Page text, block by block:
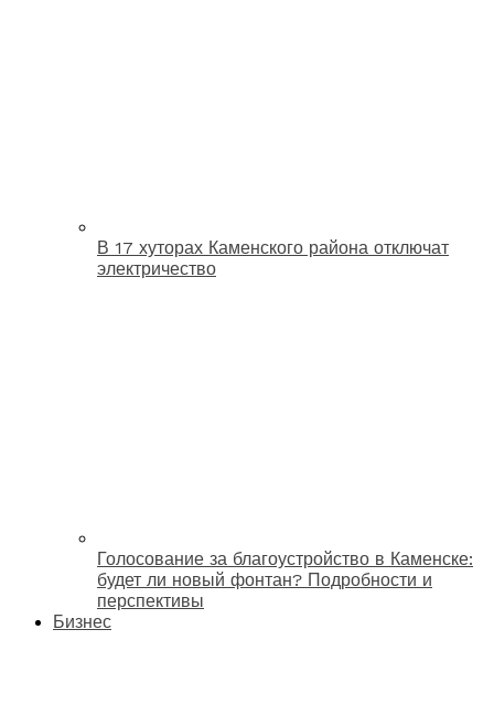
В 17 хуторах Каменского района отключат
электричество
Голосование за благоустройство в Каменске:
будет ли новый фонтан? Подробности и
перспективы
Бизнес